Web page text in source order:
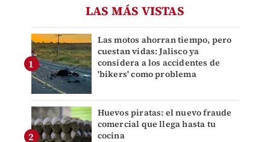
LAS MÁS VISTAS
Las motos ahorran tiempo, pero
cuestan vidas: Jalisco ya
considera a los accidentes de
'bikers' como problema
Huevos piratas: el nuevo fraude
comercial que llega hasta tu
cocina